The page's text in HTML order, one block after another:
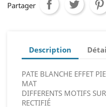
Partager
Description
PATE BLANCHE EFFET
MAT
DIFFERENTS MOTIFS
RECTIFIÉ